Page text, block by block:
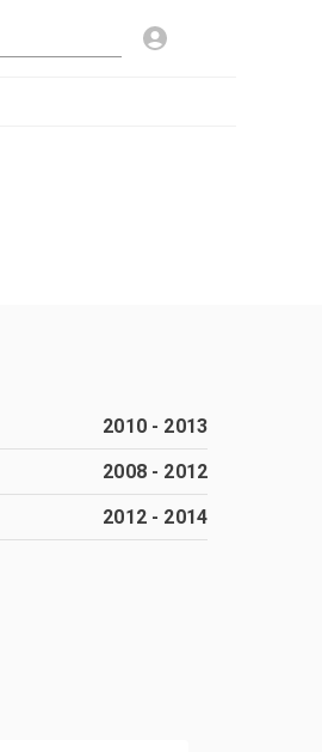
2010- 2013
2008- 2012
2012- 2014